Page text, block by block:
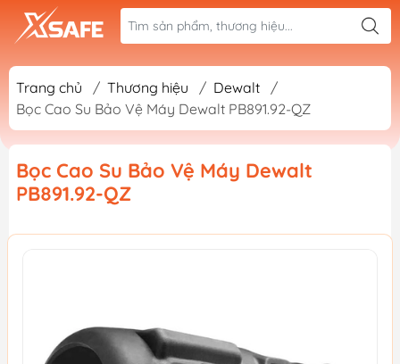
Trang chủ / Thương hiệu / Dewalt
/
Bọc Cao Su Bảo Vệ Máy Dewalt PB891.92-QZ
Bọc Cao Su Bảo Vệ Máy Dewalt
PB891.92-QZ